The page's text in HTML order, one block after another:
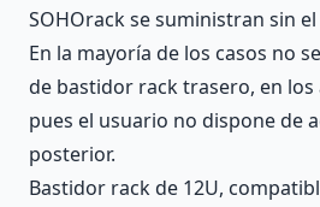
SOHOrack se suministran sin
En la mayoría de los casos no
de bastidor rack trasero, en
pues el usuario no dispone de
posterior.
Bastidor rack de 12U,